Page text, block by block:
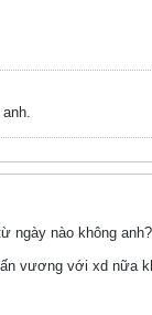
ngày nào không
vương với xd nữa